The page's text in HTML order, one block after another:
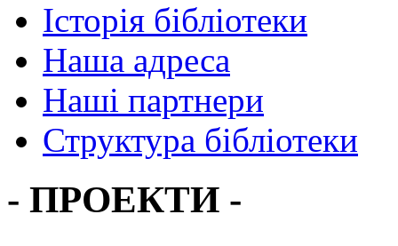
Історія бібліотеки
Наша адреса
Наші партнери
Структура бібліотеки
- ПРОЕКТИ -